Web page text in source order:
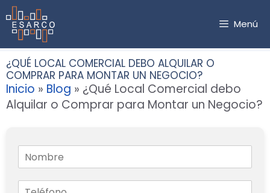
Saltar
al
contenido
Menú
¿QUÉ LOCAL COMERCIAL DEBO ALQUILAR O
COMPRAR PARA MONTAR UN NEGOCIO?
Inicio » Blog » ¿Qué Local Comercial debo
Alquilar o Comprar para Montar un Negocio?